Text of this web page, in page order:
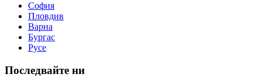
София
Пловдив
Варна
Бургас
Русе
Последвайте ни